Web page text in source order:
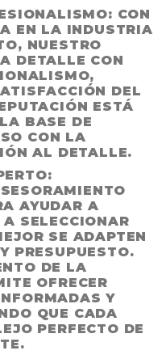
: CON
EN LA INDUSTRIA
NUESTRO
DETALLE CON
DEL
ESTÁ
BASE DE
CON LA
AL DETALLE.
:
AYUDAR A
SELECCIONAR
SE ADAPTEN
PRESUPUESTO.
DE LA
OFRECER
Y
QUE CADA
PERFECTO DE